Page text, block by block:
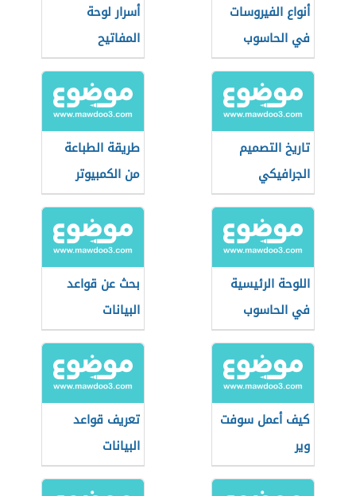
أنواع الفيروسات
في الحاسوب
أسرار لوحة
المفاتيح
تاريخ التصميم
الجرافيكي
طريقة الطباعة
من الكمبيوتر
اللوحة الرئيسية
في الحاسوب
بحث عن قواعد
البيانات
كيف أعمل سوفت
وير
تعريف قواعد
البيانات